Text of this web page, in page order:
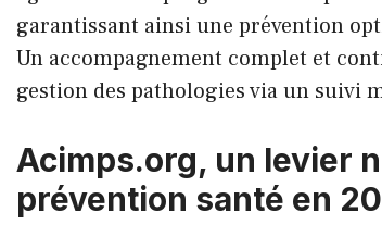
garantissant ainsi une prévention
Un accompagnement complet et
gestion des pathologies via un suivi
Acimps.org, un levier
prévention santé en